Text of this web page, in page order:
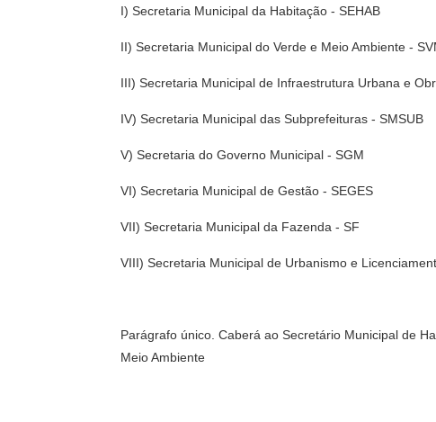
I) Secretaria Municipal da Habitação - SEHAB
II) Secretaria Municipal do Verde e Meio Ambiente -
III) Secretaria Municipal de Infraestrutura Urbana e
IV) Secretaria Municipal das Subprefeituras - SMSUB
V) Secretaria do Governo Municipal - SGM
VI) Secretaria Municipal de Gestão - SEGES
VII) Secretaria Municipal da Fazenda - SF
VIII) Secretaria Municipal de Urbanismo e
Parágrafo único. Caberá ao Secretário Municipal de
Meio Ambiente